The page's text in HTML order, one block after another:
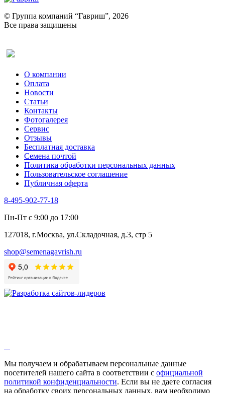
Ревень
Рукола
Рута
Тмин
Трава для чая
Туласи
Укроп
Фенхель пряный
Хризантема овощная
Цикорий пряный
Цикорий салатный (Витлуф)
Черемша
Шпинат
Щавель
Эндивий
Эстрагон
Алтей
Бессмертник
Валериана
Валерианелла
Гибискус лекарственный
Девясил
Душица
Змееголовник
Мыльнянка
Мята
Овсяный корень
© Группа компаний “Гавриш”, 2026
Все права защищены
О компании
Оплата
Новости
Статьи
Контакты
Фотогалерея​
Сервис
Отзывы
Бесплатная доставка
Семена почтой
Политика обработки персональных данных
Пользовательское соглашение
Публичная оферта
8-495-902-77-18
Пн-Пт с 9:00 до 17:00
127018, г.Москва, ул.Складочная, д.3, стр 5
shop@semenagavrish.ru
Мы получаем и обрабатываем персональные данные
посетителей нашего сайта в соответствии с официальной
политикой конфиденциальности. Если вы не даете согласия
на обработку своих персональных данных, вам необходимо